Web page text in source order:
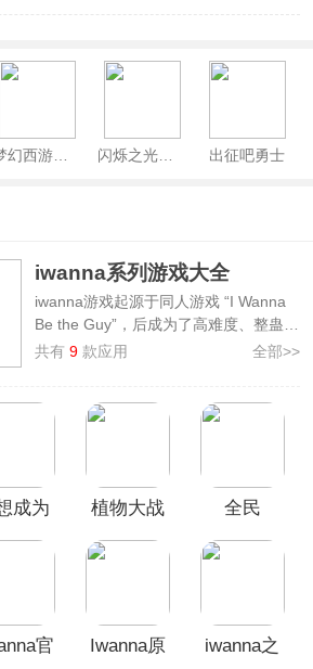
梦幻西游手游最新版 出征吧勇士
iwanna系列游戏大全
iwanna游戏起源于同人游戏 “I Wanna
Be the Guy”，后成为了高难度、整蛊陷
阱游戏的代名词，诞生了一系列由玩家
专门整理制作了
iwanna系列游戏大
金弹头、我想成为探险家
等游戏，适合
想要挑战高难度关卡的玩家体验，欢迎
共有9 款应用 全部>>
成为
植物大战
Iwanna手
全民
官
Iwanna原
iwanna之